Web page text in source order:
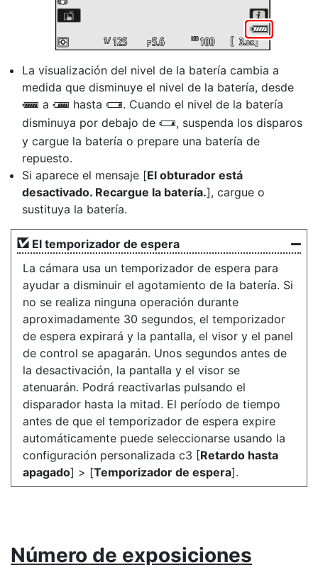
La visualización del nivel de la batería cambia a
medida que disminuye el nivel de la batería, desde
L a K hasta H. Cuando el nivel de la batería
disminuya por debajo de H, suspenda los disparos
y cargue la batería o prepare una batería de
repuesto.
Si aparece el mensaje [El obturador está
desactivado. Recargue la batería.], cargue o
sustituya la batería.
El temporizador de espera
La cámara usa un temporizador de espera para
ayudar a disminuir el agotamiento de la batería. Si
no se realiza ninguna operación durante
aproximadamente 30 segundos, el temporizador
de espera expirará y la pantalla, el visor y el panel
de control se apagarán. Unos segundos antes de
la desactivación, la pantalla y el visor se
atenuarán. Podrá reactivarlas pulsando el
disparador hasta la mitad. El período de tiempo
antes de que el temporizador de espera expire
automáticamente puede seleccionarse usando la
configuración personalizada c3 [Retardo hasta
apagado] > [Temporizador de espera].
Número de exposiciones